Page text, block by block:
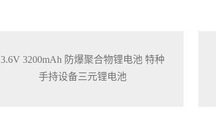
3.6V 3200mAh 防爆聚合物锂电池 特种
手持设备三元锂电池